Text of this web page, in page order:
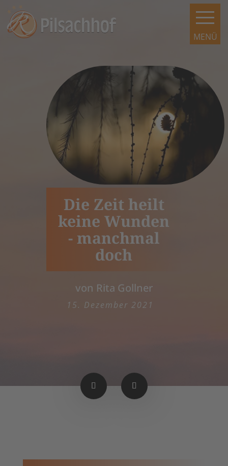
Die Zeit heilt
keine Wunden
- manchmal
doch
von Rita Gollner
15. Dezember 2021